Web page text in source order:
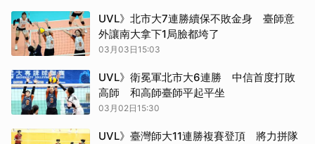
UVL》北市大7連勝續保不敗金身 臺師意
外讓南大拿下1局臉都垮了
03月03日15:03
UVL》衛冕軍北市大6連勝 中信首度打敗
高師 和高師臺師平起平坐
03月02日15:30
UVL》臺灣師大11連勝複賽登頂 將力拼隊